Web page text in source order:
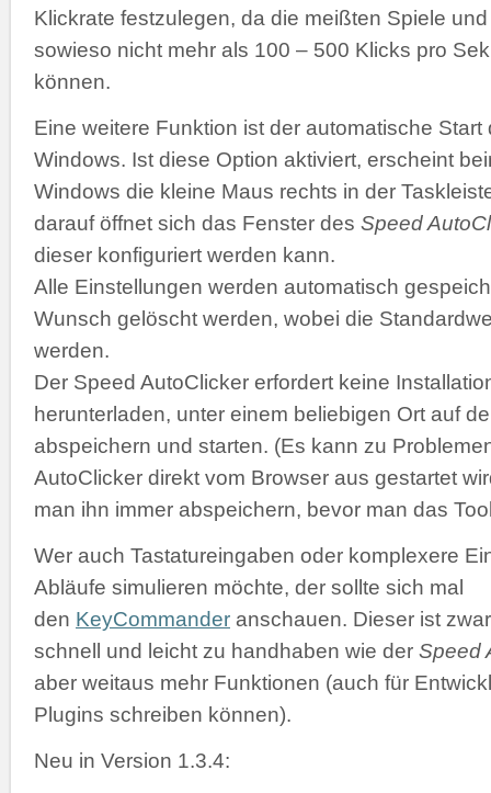
Klickrate festzulegen, da die meißten Spiele
sowieso nicht mehr als 100 – 500 Klicks pro
können.
Eine weitere Funktion ist der automatische Start
Windows. Ist diese Option aktiviert, erscheint
Windows die kleine Maus rechts in der
darauf öffnet sich das Fenster des Speed
dieser konfiguriert werden kann.
Alle Einstellungen werden automatisch
Wunsch gelöscht werden, wobei die
werden.
Der Speed AutoClicker erfordert keine
herunterladen, unter einem beliebigen Ort auf
abspeichern und starten. (Es kann zu
AutoClicker direkt vom Browser aus gestartet
man ihn immer abspeichern, bevor man das
Wer auch Tastatureingaben oder komplexere
Abläufe simulieren möchte, der sollte sich mal
den KeyCommander anschauen. Dieser ist
schnell und leicht zu handhaben wie der Speed
aber weitaus mehr Funktionen (auch für
Plugins schreiben können).
Neu in Version 1.3.4: